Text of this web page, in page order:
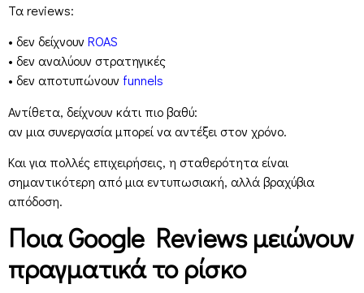
Τα reviews:
• δεν δείχνουν ROAS
• δεν αναλύουν στρατηγικές
• δεν αποτυπώνουν funnels
Αντίθετα, δείχνουν κάτι πιο βαθύ:
αν μια συνεργασία μπορεί να αντέξει στον χρόνο.
Και για πολλές επιχειρήσεις, η σταθερότητα είναι
σημαντικότερη από μια εντυπωσιακή, αλλά βραχύβια
απόδοση.
Ποια Google Reviews μειώνουν
πραγματικά το ρίσκο